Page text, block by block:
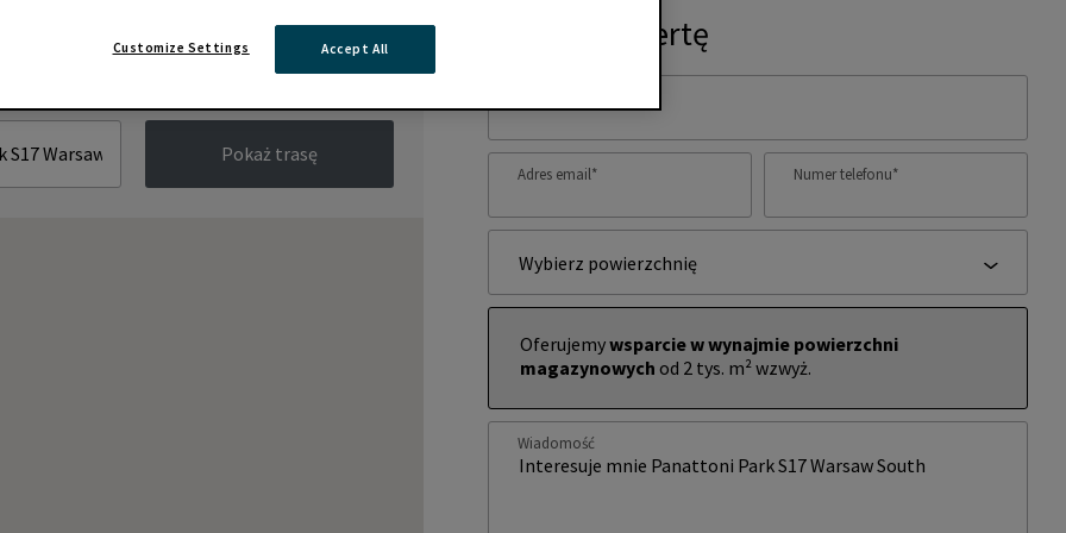
Pokaż trasę
Zapytaj o ofertę
Adres email* Numer telefonu*
Wybierz powierzchnię
Oferujemywsparcie w wynajmie powierzchni
magazynowych od 2 tys. m² wzwyż.
Wiadomość
Accept All
Customize Settings